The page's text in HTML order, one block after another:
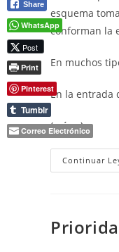
esquema
conforman la
En muchos
En la entrada
(más…)
Continuar
Share
WhatsApp
Post
Print
Pinterest
Tumblr
Correo Electrónico